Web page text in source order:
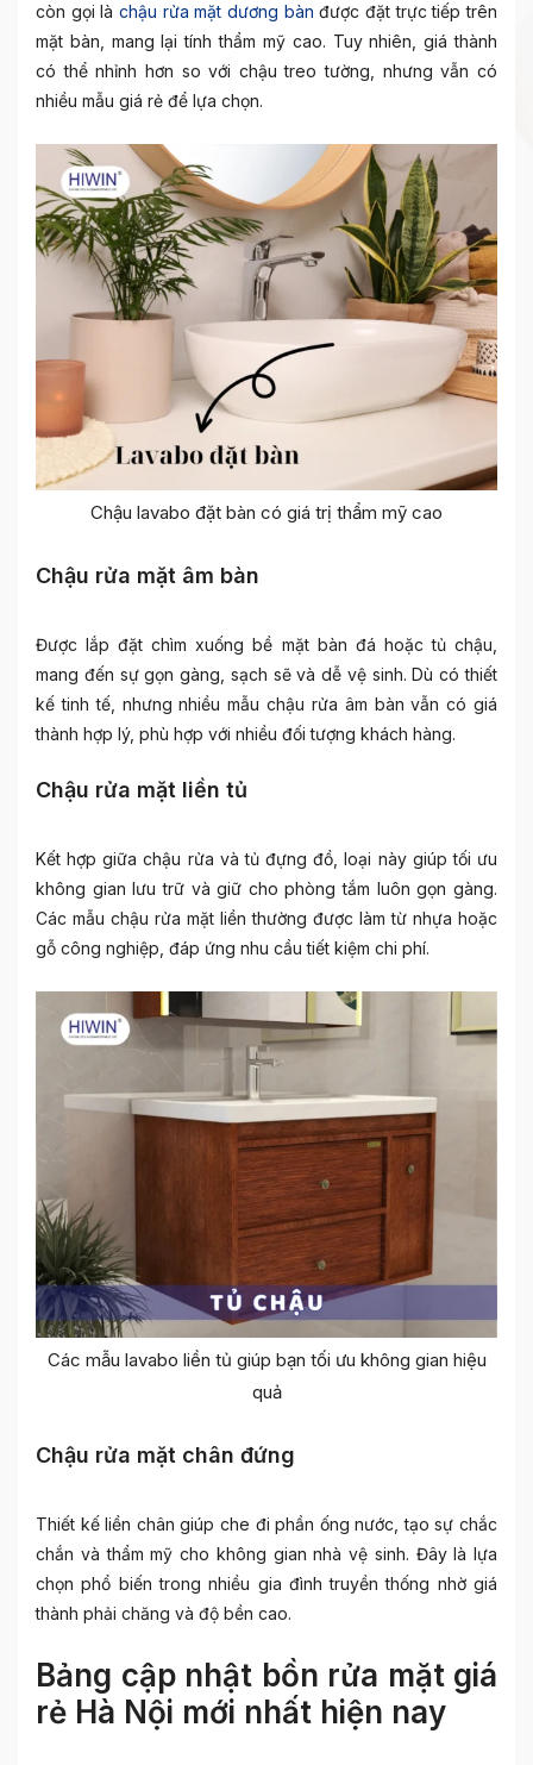
còn gọi là chậu rửa mặt dương bàn được đặt trực tiếp trên
mặt bàn, mang lại tính thẩm mỹ cao. Tuy nhiên, giá thành
có thể nhỉnh hơn so với chậu treo tường, nhưng vẫn có
nhiều mẫu giá rẻ để lựa chọn.
Chậu lavabo đặt bàn có giá trị thẩm mỹ cao
Chậu rửa mặt âm bàn
Được lắp đặt chìm xuống bề mặt bàn đá hoặc tủ chậu,
mang đến sự gọn gàng, sạch sẽ và dễ vệ sinh. Dù có thiết
kế tinh tế, nhưng nhiều mẫu chậu rửa âm bàn vẫn có giá
thành hợp lý, phù hợp với nhiều đối tượng khách hàng.
Chậu rửa mặt liền tủ
Kết hợp giữa chậu rửa và tủ đựng đồ, loại này giúp tối ưu
không gian lưu trữ và giữ cho phòng tắm luôn gọn gàng.
Các mẫu chậu rửa mặt liền thường được làm từ nhựa hoặc
gỗ công nghiệp, đáp ứng nhu cầu tiết kiệm chi phí.
Các mẫu lavabo liền tủ giúp bạn tối ưu không gian hiệu
quả
Chậu rửa mặt chân đứng
Thiết kế liền chân giúp che đi phần ống nước, tạo sự chắc
chắn và thẩm mỹ cho không gian nhà vệ sinh. Đây là lựa
chọn phổ biến trong nhiều gia đình truyền thống nhờ giá
thành phải chăng và độ bền cao.
Bảng cập nhật bồn rửa mặt giá
rẻ Hà Nội mới nhất hiện nay